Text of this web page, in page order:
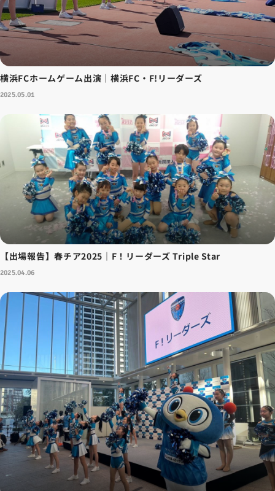
横浜FCホームゲーム出演｜横浜FC・F!リーダーズ
2025.05.01
【出場報告】春チア2025｜F！リーダーズ Triple Star
2025.04.06